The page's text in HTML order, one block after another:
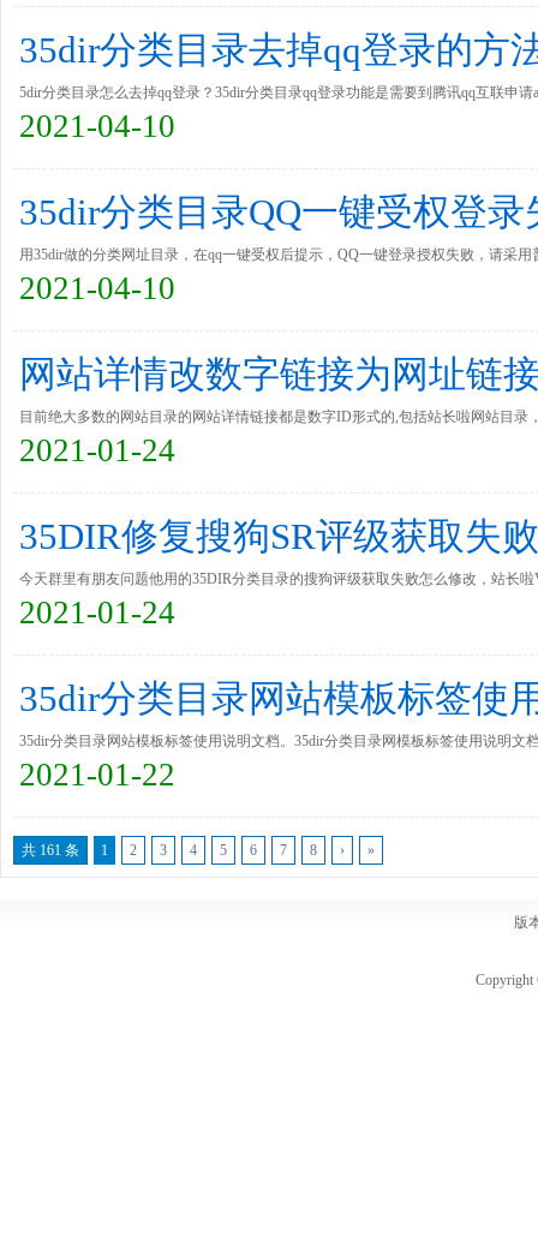
35dir分类目录去掉qq登录的方
5dir分类目录怎么去掉qq登录？35dir分类目录qq登录功能是需要到腾讯qq互联申
它吧
2021-04-10
35dir分类目录QQ一键受权登
用35dir做的分类网址目录，在qq一键受权后提示，QQ一键登录授权失败，请采
样的画面表示还是不能正常使用，通过查找原因得到，php.ini没有开启一个
2021-04-10
网站详情改数字链接为网址链
目前绝大多数的网站目录的网站详情链接都是数字ID形式的,包括站长啦网站目
懂修改，今天优站分类目录就贴出修改方法，让大家自己去尝尝鲜。
2021-01-24
35DIR修复搜狗SR评级获取失
今天群里有朋友问题他用的35DIR分类目录的搜狗评级获取失败怎么修改，站长
版上的问题！
2021-01-24
35dir分类目录网站模板标签使
35dir分类目录网站模板标签使用说明文档。35dir分类目录网模板标签使用说明
明文档，所以觉得这篇文章很有意义。
2021-01-22
共 161 条 1 2 3 4 5 6 7 8 › »
版